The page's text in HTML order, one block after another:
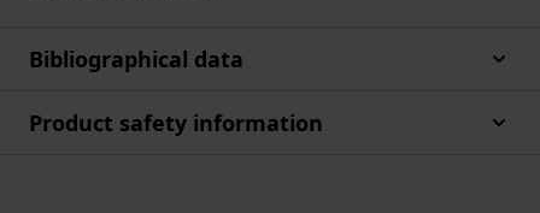
Bibliographical data
Product safety information